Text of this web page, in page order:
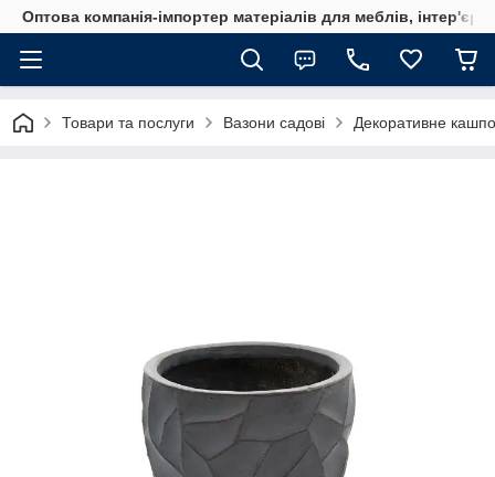
Оптова компанія-імпортер матеріалів для меблів, інтер'єру
Товари та послуги Вазони садові Декоративне